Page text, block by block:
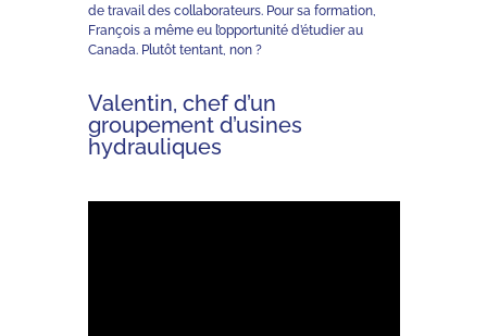
de travail des collaborateurs. Pour sa formation,
François a même eu l’opportunité d’étudier au
Canada. Plutôt tentant, non ?
Valentin, chef d’un
groupement d’usines
hydrauliques